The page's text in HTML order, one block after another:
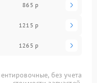
865 р
1215 р
1265 р
без учета